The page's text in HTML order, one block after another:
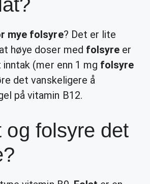
mye folsyre? Det er lite
høye doser med folsyreer
(mer enn 1 mg folsyre
det vanskeligere å
på vitamin B12.
og folsyre det